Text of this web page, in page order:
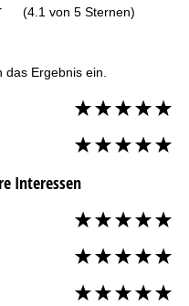
(4.1 von 5 Sternen)
das Ergebnis ein.
Interessen